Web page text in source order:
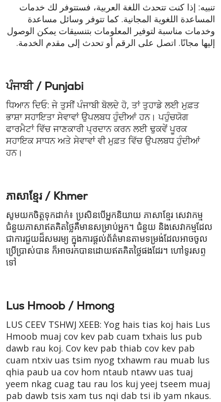
تنبيه: إذا كنت تتحدث اللغة العربية، فستتوفر لك خدمات
المساعدة اللغوية المجانية. كما تتوفر وسائل مساعدة
وخدمات مناسبة لتوفير المعلومات بتنسيقات يمكن الوصول
إليها مجانًا. اتصل على الرقم أو تحدث إلى مقدم الخدمة.
ਪੰਜਾਬੀ / Punjabi
ਧਿਆਨ ਦਿਓ: ਜੇ ਤੁਸੀਂ ਪੰਜਾਬੀ ਬੋਲਦੇ ਹੋ, ਤਾਂ ਤੁਹਾਡੇ ਲਈ ਮੁਫ਼ਤ
ਭਾਸ਼ਾ ਸਹਾਇਤਾ ਸੇਵਾਵਾਂ ਉਪਲਬਧ ਹੁੰਦੀਆਂ ਹਨ। ਪਹੁੰਚਯੋਗ
ਫਾਰਮੈਟਾਂ ਵਿੱਚ ਜਾਣਕਾਰੀ ਪ੍ਰਦਾਨ ਕਰਨ ਲਈ ਢੁਕਵੇਂ ਪੂਰਕ
ਸਹਾਇਕ ਸਾਧਨ ਅਤੇ ਸੇਵਾਵਾਂ ਵੀ ਮੁਫ਼ਤ ਵਿੱਚ ਉਪਲਬਧ ਹੁੰਦੀਆਂ
ਹਨ।
ភាសាខ្មែរ / Khmer
សូមយកចិត្តទុកដាក់៖ ប្រសិនបើអ្នកនិយាយ ភាសាខ្មែរ សេវាកម្ម
ជំនួយភាសា​ឥតគិតថ្លៃគឺមានសម្រាប់អ្នក។ ជំនួយ និងសេវាកម្មដែល
ជាការជួយដ៏សមរម្យ ក្នុងការផ្តល់ព័ត៌មានតាមទម្រង់ដែលអាចចូល
ប្រើប្រាស់បាន ក៏អាចរកបាន​ដោយឥតគិតថ្លៃផងដែរ។ ហៅទូរសព្ទ
ទៅ
Lus Hmoob / Hmong
LUS CEEV TSHWJ XEEB: Yog hais tias koj hais Lus
Hmoob muaj cov kev pab cuam txhais lus pub
dawb rau koj. Cov kev pab thiab cov kev pab
cuam ntxiv uas tsim nyog txhawm rau muab lus
qhia paub ua cov hom ntaub ntawv uas tuaj
yeem nkag cuag tau rau los kuj yeej tseem muaj
pab dawb tsis xam tus nqi dab tsi ib yam nkaus.